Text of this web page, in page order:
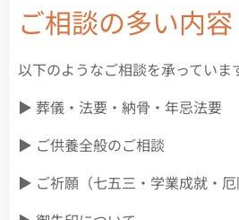
ご相談の多い内容
以下のようなご相談を承っていま
▶ 葬儀・法要・納骨・年忌法要
▶ ご供養全般のご相談
▶ ご祈願（七五三・学業成就・厄